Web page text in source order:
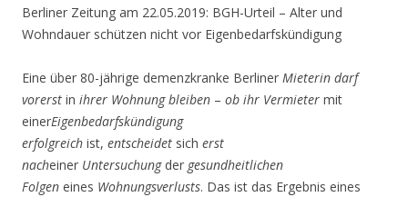
Berliner Zeitung am 22.05.2019: BGH-Urteil – Alter und
Wohndauer schützen nicht vor Eigenbedarfskündigung
Eine über 80-jährige demenzkranke Berliner Mieterin darf
vorerst in ihrer Wohnung bleiben – ob ihr Vermieter mit
einerEigenbedarfskündigung
erfolgreich ist, entscheidet sich erst
nacheiner Untersuchungder gesundheitlichen
Folgen eines Wohnungsverlusts. Das ist das Ergebnis eines